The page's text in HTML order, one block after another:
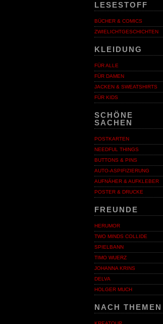
LESESTOFF
BÜCHER & COMICS
ZWIELICHTGESCHICHTEN
KLEIDUNG
FÜR ALLE
FÜR DAMEN
JACKEN & SWEATSHIRTS
FÜR KIDS
SCHÖNE
SACHEN
POSTKARTEN
NEEDFUL THINGS
BUTTONS & PINS
AUTO-ASPIFIZIERUNG
AUFNÄHER & AUFKLEBER
POSTER & DRUCKE
FREUNDE
HERUMOR
TWO MINDS COLLIDE
SPIELBANN
TIMO WUERZ
JOHANNA KRINS
DELVA
HOLGER MUCH
NACH THEMEN